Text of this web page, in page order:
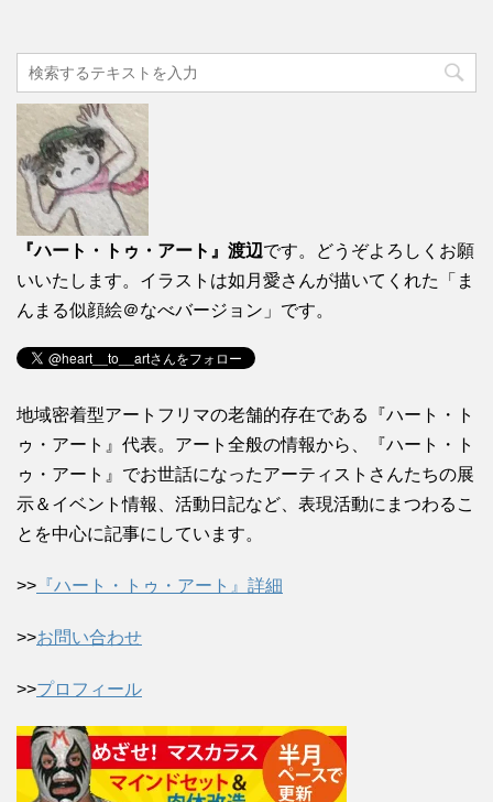
『ハート・トゥ・アート』渡辺です。どうぞよろしくお願
いいたします。イラストは如月愛さんが描いてくれた「ま
んまる似顔絵＠なべバージョン」です。
地域密着型アートフリマの老舗的存在である『ハート・ト
ゥ・アート』代表。アート全般の情報から、『ハート・ト
ゥ・アート』でお世話になったアーティストさんたちの展
示＆イベント情報、活動日記など、表現活動にまつわるこ
とを中心に記事にしています。
>> 『ハート・トゥ・アート』詳細
>>お問い合わせ
>>プロフィール